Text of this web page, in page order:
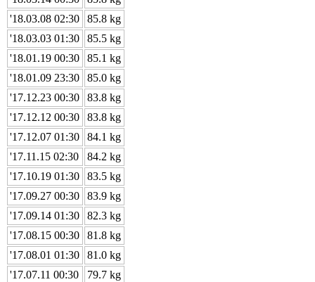
'18.03.08 02:30
85.8 kg
'18.03.03 01:30
85.5 kg
'18.01.19 00:30
85.1 kg
'18.01.09 23:30
85.0 kg
'17.12.23 00:30
83.8 kg
'17.12.12 00:30
83.8 kg
'17.12.07 01:30
84.1 kg
'17.11.15 02:30
84.2 kg
'17.10.19 01:30
83.5 kg
'17.09.27 00:30
83.9 kg
'17.09.14 01:30
82.3 kg
'17.08.15 00:30
81.8 kg
'17.08.01 01:30
81.0 kg
'17.07.11 00:30
79.7 kg